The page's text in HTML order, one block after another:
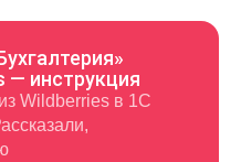
— инструкция
Wildberries в 1С